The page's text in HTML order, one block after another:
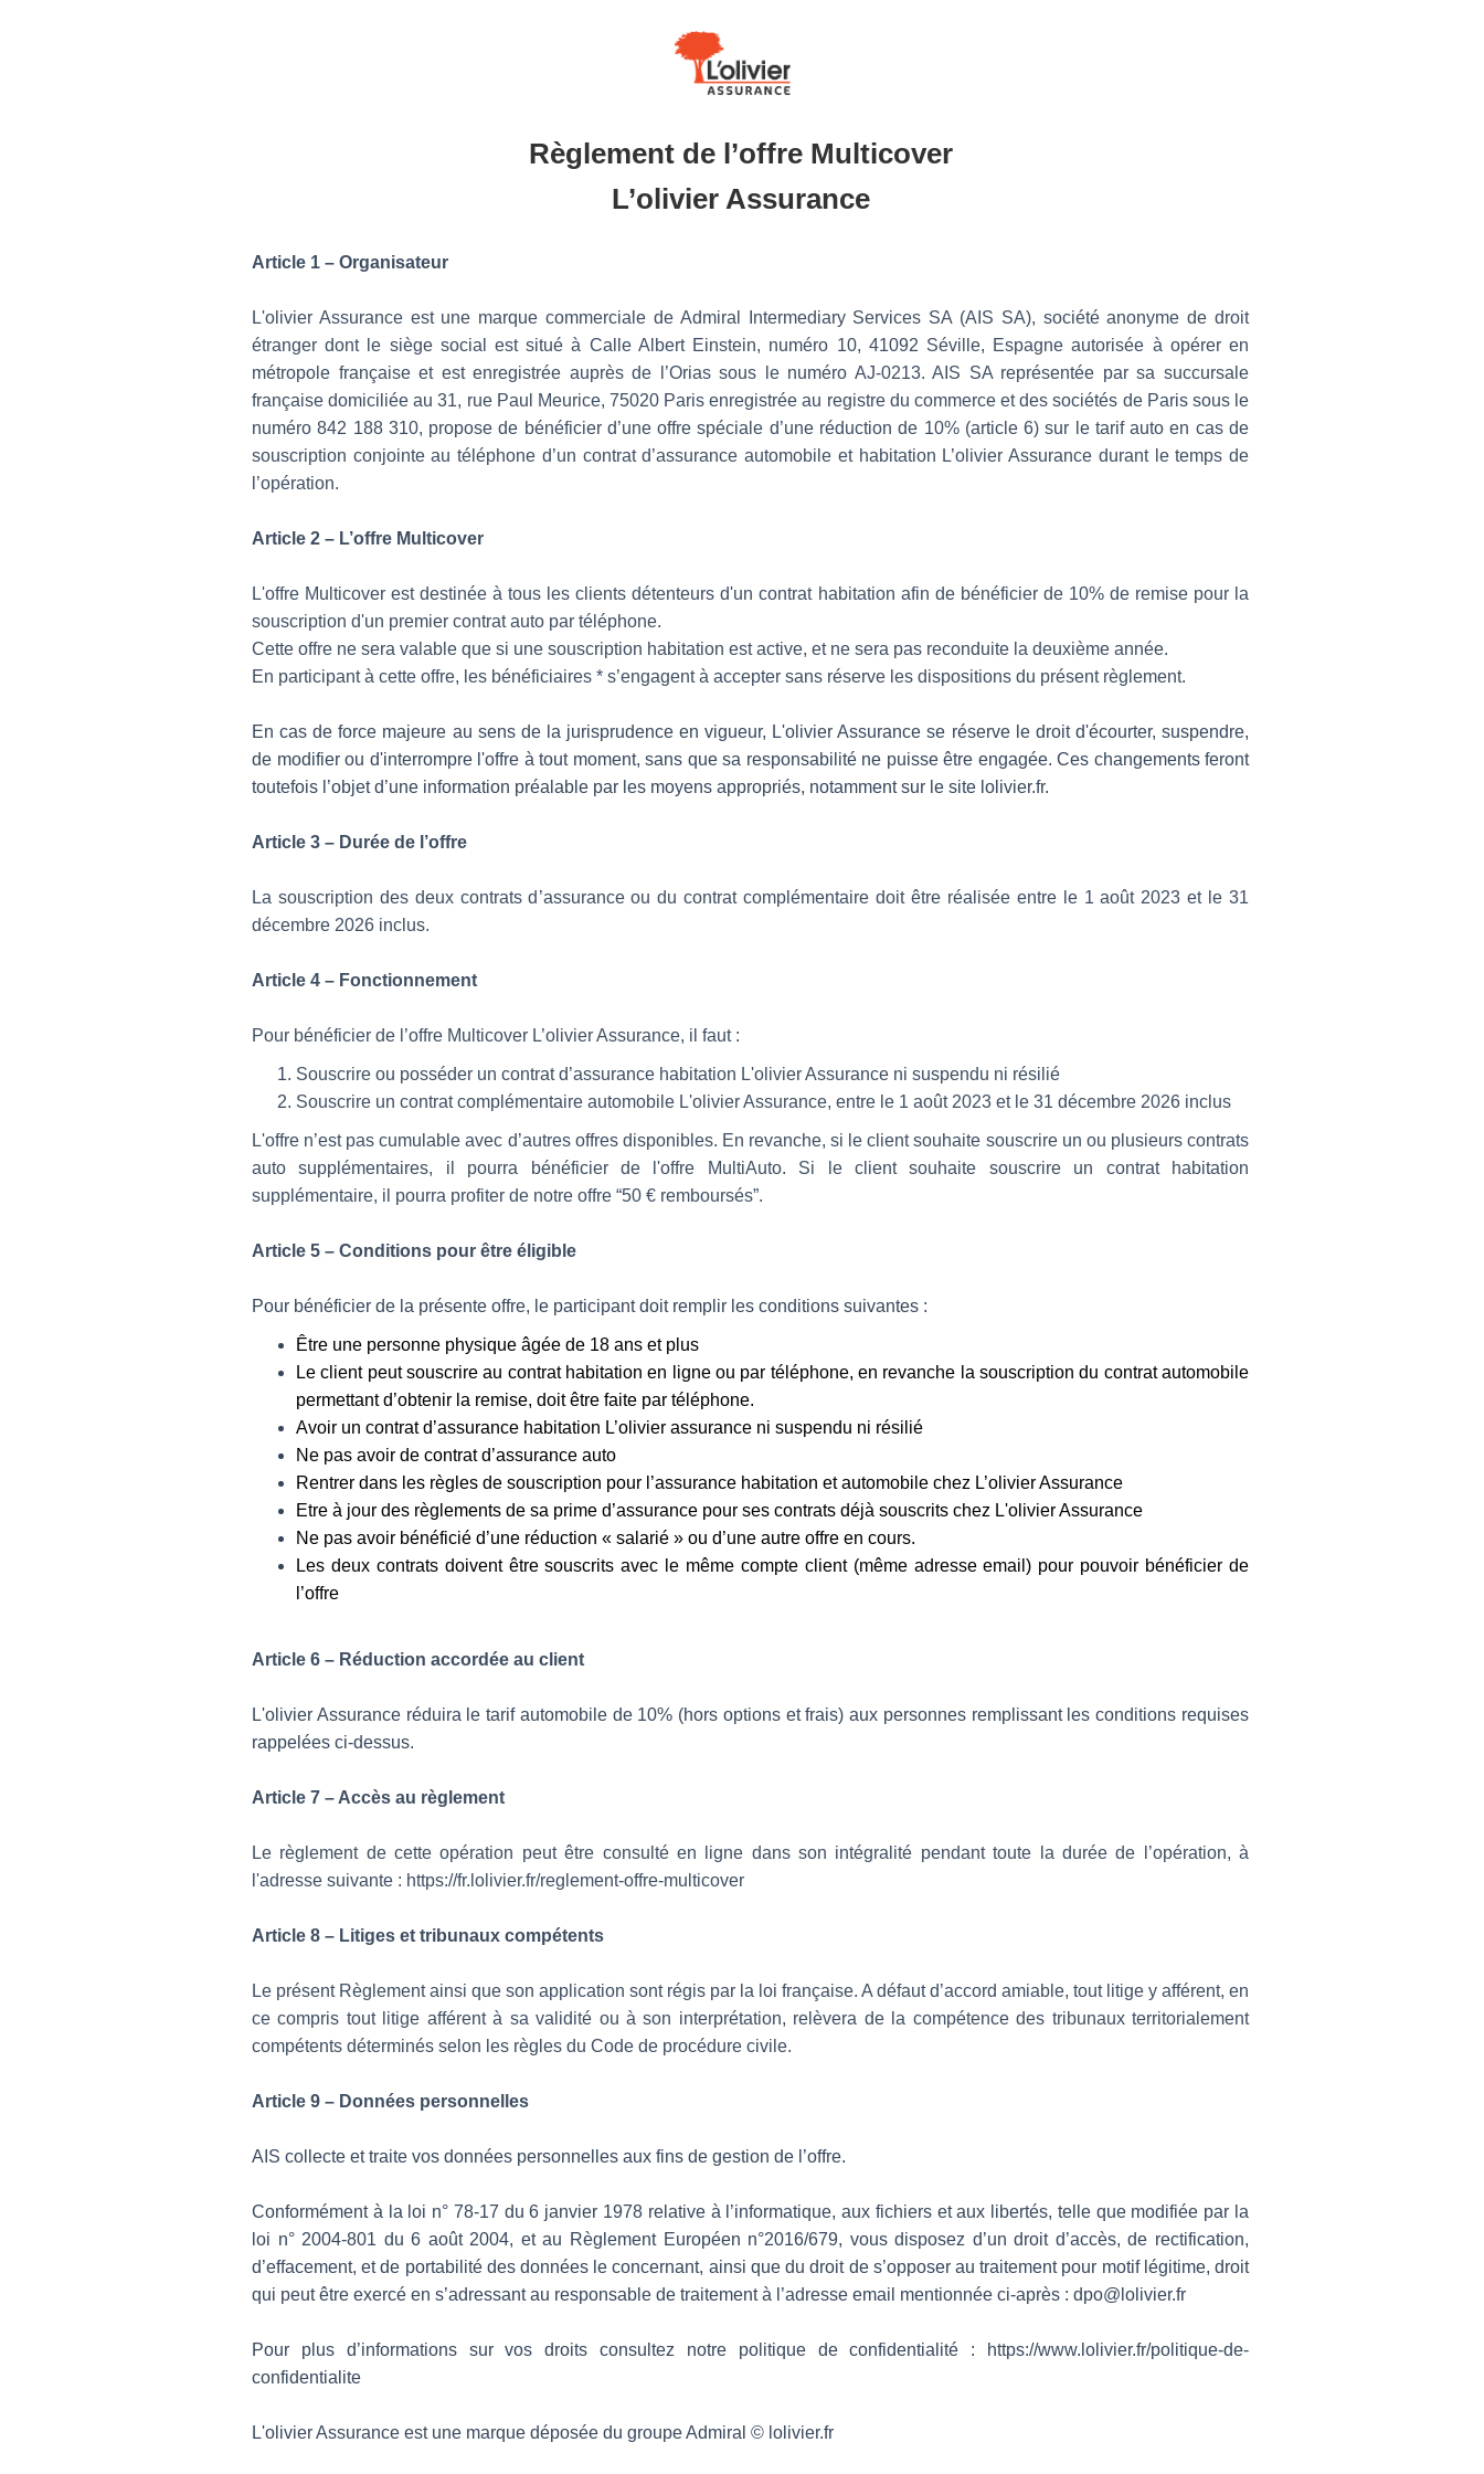
Règlement de l’offre Multicover
L’olivier Assurance
Article 1 – Organisateur
L'olivier Assurance est une marque commerciale de Admiral Intermediary Services SA (AIS SA), société anonyme de droit
étranger dont le siège social est situé à Calle Albert Einstein, numéro 10, 41092 Séville, Espagne autorisée à opérer en
métropole française et est enregistrée auprès de l’Orias sous le numéro AJ-0213. AIS SA représentée par sa succursale
française domiciliée au 31, rue Paul Meurice, 75020 Paris enregistrée au registre du commerce et des sociétés de Paris sous le
numéro 842 188 310, propose de bénéficier d’une offre spéciale d’une réduction de 10% (article 6) sur le tarif auto en cas de
souscription conjointe au téléphone d’un contrat d’assurance automobile et habitation L’olivier Assurance durant le temps de
l’opération.
Article 2 – L’offre Multicover
L'offre Multicover est destinée à tous les clients détenteurs d'un contrat habitation afin de bénéficier de 10% de remise pour la
souscription d'un premier contrat auto par téléphone.
Cette offre ne sera valable que si une souscription habitation est active, et ne sera pas reconduite la deuxième année.
En participant à cette offre, les bénéficiaires * s’engagent à accepter sans réserve les dispositions du présent règlement.
En cas de force majeure au sens de la jurisprudence en vigueur, L'olivier Assurance se réserve le droit d'écourter, suspendre,
de modifier ou d'interrompre l'offre à tout moment, sans que sa responsabilité ne puisse être engagée. Ces changements feront
toutefois l’objet d’une information préalable par les moyens appropriés, notamment sur le site lolivier.fr.
Article 3 – Durée de l’offre
La souscription des deux contrats d’assurance ou du contrat complémentaire doit être réalisée entre le 1 août 2023 et le 31
décembre 2026 inclus.
Article 4 – Fonctionnement
Pour bénéficier de l’offre Multicover L’olivier Assurance, il faut :
Souscrire ou posséder un contrat d’assurance habitation L'olivier Assurance ni suspendu ni résilié
Souscrire un contrat complémentaire automobile L'olivier Assurance, entre le 1 août 2023 et le 31 décembre 2026 inclus
L'offre n’est pas cumulable avec d’autres offres disponibles. En revanche, si le client souhaite souscrire un ou plusieurs contrats
auto supplémentaires, il pourra bénéficier de l'offre MultiAuto. Si le client souhaite souscrire un contrat habitation
supplémentaire, il pourra profiter de notre offre “50 € remboursés”.
Article 5 – Conditions pour être éligible
Pour bénéficier de la présente offre, le participant doit remplir les conditions suivantes :
Être une personne physique âgée de 18 ans et plus
Le client peut souscrire au contrat habitation en ligne ou par téléphone, en revanche la souscription du contrat automobile
permettant d’obtenir la remise, doit être faite par téléphone.
Avoir un contrat d’assurance habitation L’olivier assurance ni suspendu ni résilié
Ne pas avoir de contrat d’assurance auto
Rentrer dans les règles de souscription pour l’assurance habitation et automobile chez L’olivier Assurance
Etre à jour des règlements de sa prime d’assurance pour ses contrats déjà souscrits chez L'olivier Assurance
Ne pas avoir bénéficié d’une réduction « salarié » ou d’une autre offre en cours.
Les deux contrats doivent être souscrits avec le même compte client (même adresse email) pour pouvoir bénéficier de
l’offre
Article 6 – Réduction accordée au client
L'olivier Assurance réduira le tarif automobile de 10% (hors options et frais) aux personnes remplissant les conditions requises
rappelées ci-dessus.
Article 7 – Accès au règlement
Le règlement de cette opération peut être consulté en ligne dans son intégralité pendant toute la durée de l’opération, à
l'adresse suivante : https://fr.lolivier.fr/reglement-offre-multicover
Article 8 – Litiges et tribunaux compétents
Le présent Règlement ainsi que son application sont régis par la loi française. A défaut d’accord amiable, tout litige y afférent, en
ce compris tout litige afférent à sa validité ou à son interprétation, relèvera de la compétence des tribunaux territorialement
compétents déterminés selon les règles du Code de procédure civile.
Article 9 – Données personnelles
AIS collecte et traite vos données personnelles aux fins de gestion de l’offre.
Conformément à la loi n° 78-17 du 6 janvier 1978 relative à l’informatique, aux fichiers et aux libertés, telle que modifiée par la
loi n° 2004-801 du 6 août 2004, et au Règlement Européen n°2016/679, vous disposez d’un droit d’accès, de rectification,
d’effacement, et de portabilité des données le concernant, ainsi que du droit de s’opposer au traitement pour motif légitime, droit
qui peut être exercé en s’adressant au responsable de traitement à l’adresse email mentionnée ci-après : dpo@lolivier.fr
Pour plus d’informations sur vos droits consultez notre politique de confidentialité : https://www.lolivier.fr/politique-de-
confidentialite
L'olivier Assurance est une marque déposée du groupe Admiral © lolivier.fr